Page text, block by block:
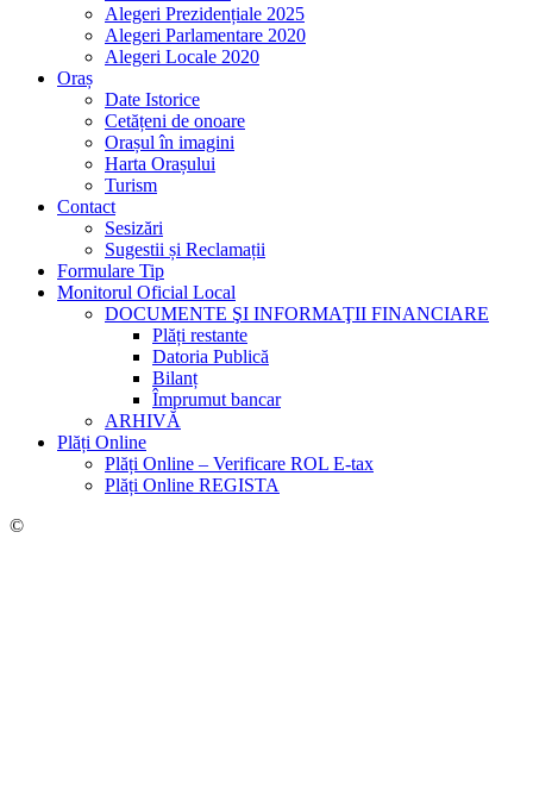
Alegeri Prezidențiale 2025
Alegeri Parlamentare 2020
Alegeri Locale 2020
Oraș
Date Istorice
Cetățeni de onoare
Orașul în imagini
Harta Orașului
Turism
Contact
Sesizări
Sugestii și Reclamații
Formulare Tip
Monitorul Oficial Local
DOCUMENTE ŞI INFORMAŢII FINANCIARE
Plăți restante
Datoria Publică
Bilanț
Împrumut bancar
ARHIVĂ
Plăți Online
Plăți Online – Verificare ROL E-tax
Plăți Online REGISTA
©